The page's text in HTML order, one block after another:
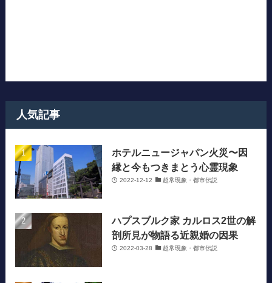
人気記事
ホテルニュージャパン火災〜因
縁と今もつきまとう心霊現象
2022-12-12 超常現象・都市伝説
ハプスブルク家 カルロス2世の解
剖所見が物語る近親婚の因果
2022-03-28 超常現象・都市伝説